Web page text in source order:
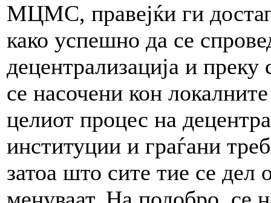
МЦМС, правејќи ги
како успешно да се
децентрализација и
се насочени кон
целиот процес на
институции и граѓани
затоа што сите тие се дел